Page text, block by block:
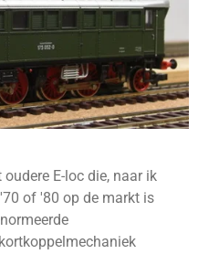
E-loc die, naar ik
of '80 op de markt is